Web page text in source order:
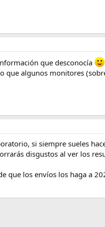
que desconocía
que algunos monitores
si siempre sueles
disgustos al ver los
que los envíos los haga a